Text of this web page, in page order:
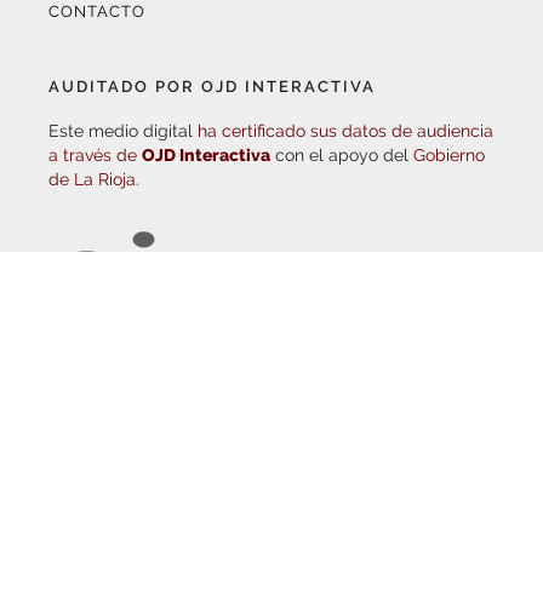
CONTACTO
AUDITADO POR OJD INTERACTIVA
Este medio digital ha certificado sus datos de audiencia
a través de OJD Interactiva con el apoyo del Gobierno
de La Rioja.